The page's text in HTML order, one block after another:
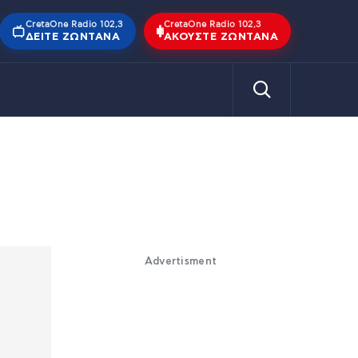
CretaOne Radio 102,3
ΔΕΊΤΕ ΖΩΝΤΑΝΆ
CretaOne Radio 102,3
ΑΚΟΎΣΤΕ ΖΩΝΤΑΝΆ
Advertisment